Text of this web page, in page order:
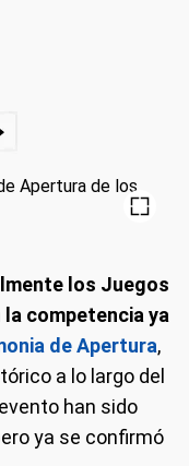
los Juegos
la competencia ya
de Apertura,
a lo largo del
han sido
ya se confirmó